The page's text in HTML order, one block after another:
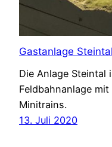
Gastanlage
Die Anlage Steintal
Feldbahnanlage
Minitrains.
13. Juli 2020